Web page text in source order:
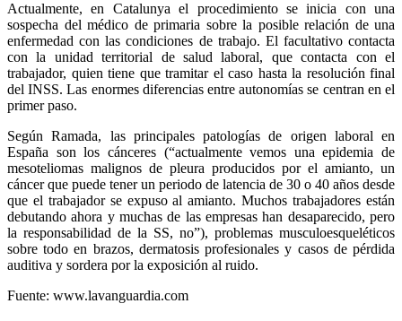
Actualmente, en Catalunya el procedimiento se inicia con una
sospecha del médico de primaria sobre la posible relación de una
enfermedad con las condiciones de trabajo. El facultativo contacta
con la unidad territorial de salud laboral, que contacta con el
trabajador, quien tiene que tramitar el caso hasta la resolución final
del INSS. Las enormes diferencias entre autonomías se centran en el
primer paso.
Según Ramada, las principales patologías de origen laboral en
España son los cánceres (“actualmente vemos una epidemia de
mesoteliomas malignos de pleura producidos por el amianto, un
cáncer que puede tener un periodo de latencia de 30 o 40 años desde
que el trabajador se expuso al amianto. Muchos trabajadores están
debutando ahora y muchas de las empresas han desaparecido, pero
la responsabilidad de la SS, no”), problemas musculoesqueléticos
sobre todo en brazos, dermatosis profesionales y casos de pérdida
auditiva y sordera por la exposición al ruido.
Fuente: www.lavanguardia.com